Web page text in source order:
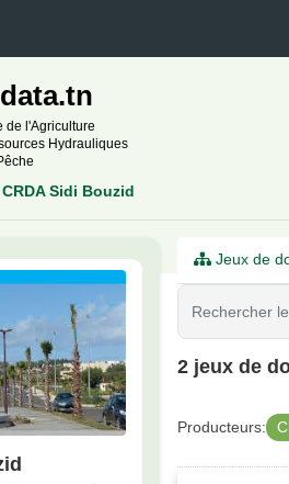
de l'Agriculture
Hydrauliques
CRDA Sidi Bouzid
Jeux de
2 jeux de
Producteurs: